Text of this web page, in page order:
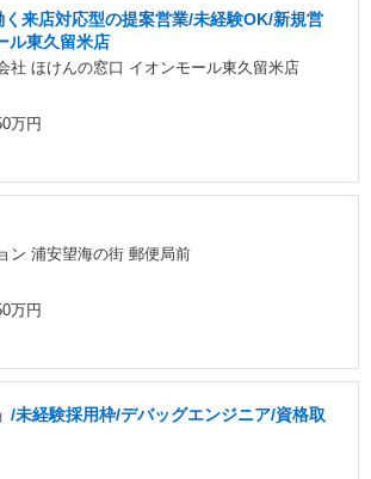
来店対応型の提案営業/未経験OK/新規営
ル東久留米店
社 ほけんの窓口 イオンモール東久留米店
万円
ン 浦安望海の街 郵便局前
万円
/未経験採用枠/デバッグエンジニア/資格取